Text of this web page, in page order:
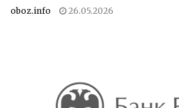
oboz.info 26.05.2026